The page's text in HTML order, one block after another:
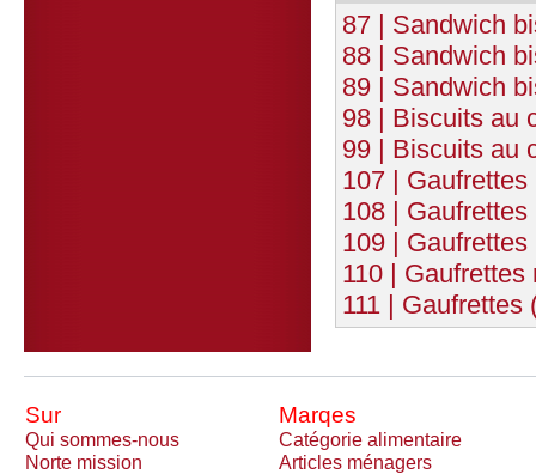
87 | Sandwich
88 | Sandwich
89 | Sandwich
98 | Biscuits au
99 | Biscuits au
107 |
108 |
109 |
110 |
111 | Gaufrettes
Sur Marqes
Qui sommes-nous
Catégorie alimentaire
Norte mission
Articles ménagers